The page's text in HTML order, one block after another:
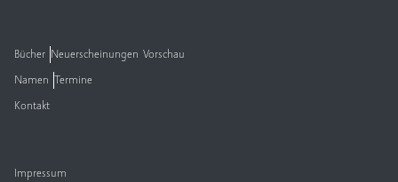
Bücher Neuerscheinungen Vorschau
Namen Termine
Kontakt
Impressum